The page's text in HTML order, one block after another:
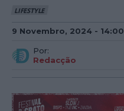
LIFESTYLE
9 Novembro, 2024 - 14:00
Por:
Redacção